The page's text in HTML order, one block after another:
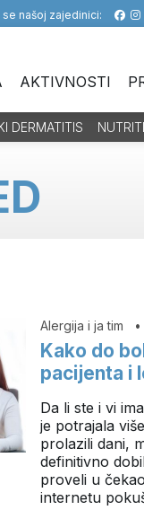
se našoj zajedinici:
AKTIVNOSTI
DERMATITIS
Alergija i ja tim •
Kako do
pacijenta i
Da li ste i vi
je potrajala
prolazili dani,
definitivno
proveli u
internetu